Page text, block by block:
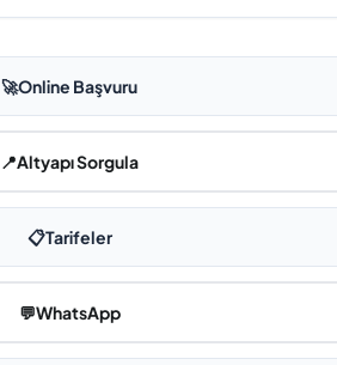
🚀Online Başvuru
📍Altyapı Sorgula
📋Tarifeler
💬WhatsApp